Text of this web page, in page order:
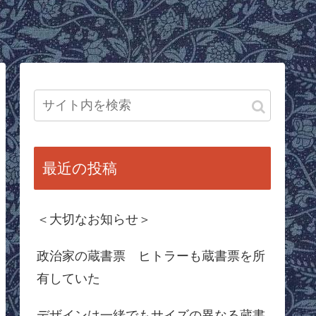
最近の投稿
＜大切なお知らせ＞
政治家の蔵書票 ヒトラーも蔵書票を所
有していた